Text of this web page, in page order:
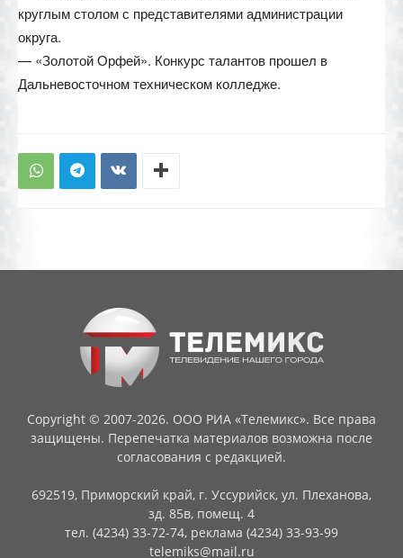
круглым столом с представителями администрации
округа.
— «Золотой Орфей». Конкурс талантов прошел в
Дальневосточном техническом колледже.
Copyright © 2007-2026. ООО РИА «Телемикс». Все права
защищены. Перепечатка материалов возможна после
согласования с редакцией.
692519, Приморский край, г. Уссурийск, ул. Плеханова,
зд. 85в, помещ. 4
тел. (4234) 33-72-74, реклама (4234) 33-93-99
telemiks@mail.ru